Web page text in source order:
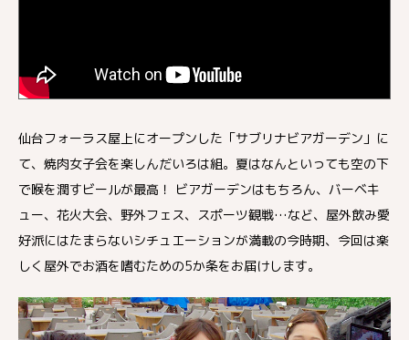
仙台フォーラス屋上にオープンした「サブリナビアガーデン」に
て、焼肉女子会を楽しんだいろは組。夏はなんといっても空の下
で喉を潤すビールが最高！ ビアガーデンはもちろん、バーベキ
ュー、花火大会、野外フェス、スポーツ観戦…など、屋外飲み愛
好派にはたまらないシチュエーションが満載の今時期、今回は楽
しく屋外でお酒を嗜むための5か条をお届けします。